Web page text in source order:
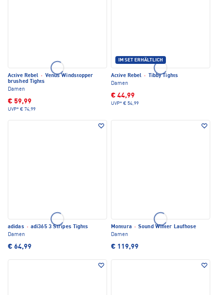
Active Rebel · Venus Windstopper
brushed Tights
Damen
€ 59,99
UVP* € 74,99
IM SET ERHÄLTLICH
Active Rebel ·
Tibby Tights
Damen
€ 44,99
UVP* € 54,99
adidas · adi365 3 Stripes Tights
Damen
€ 64,99
Montura · Sound Winter Laufhose
Damen
€ 119,99